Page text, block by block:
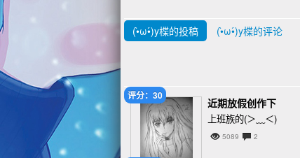
(•̀ω•́)y楪的投稿 (•̀ω•́)y楪的评论
评分：30
近期放假创作下
上班族的(＞﹏＜)
5089 2